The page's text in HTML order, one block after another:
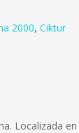
2000, Ciktur
Localizada